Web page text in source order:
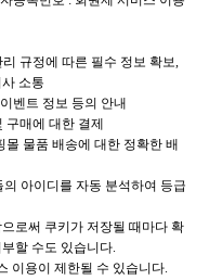
규정에 따른 필수 정보 확보,
소통
벤트 정보 등의 안내
매에 대한 결제
물품 배송에 대한 정확한 배
아이디를 자동 분석하여 등급
로써 쿠키가 저장될 때마다 확
부할 수도 있습니다.
이용이 제한될 수 있습니다.